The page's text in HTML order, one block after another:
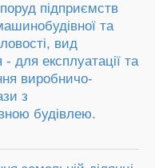
підприємств
та
вид
- для експлуатації та
виробничо-
з
будівлею.